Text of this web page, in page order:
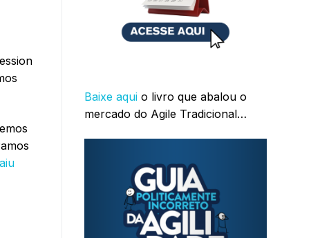
Baixe aqui o livro que abalou o
mercado do Agile Tradicional…